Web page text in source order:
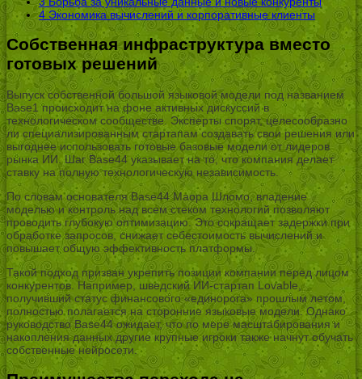
4 Экономика вычислений и корпоративные клиенты
Собственная инфраструктура вместо
готовых решений
Выпуск собственной большой языковой модели под названием
Base1 происходит на фоне активных дискуссий в
технологическом сообществе. Эксперты спорят, целесообразно
ли специализированным стартапам создавать свои решения или
выгоднее использовать готовые базовые модели от лидеров
рынка ИИ. Шаг Base44 указывает на то, что компания делает
ставку на полную технологическую независимость.
По словам основателя Base44 Маора Шломо, владение
моделью и контроль над всем стеком технологий позволяют
проводить глубокую оптимизацию. Это сокращает задержки при
обработке запросов, снижает себестоимость вычислений и
повышает общую эффективность платформы.
Такой подход призван укрепить позиции компании перед лицом
конкурентов. Например, шведский ИИ-стартап Lovable,
получивший статус финансового «единорога» прошлым летом,
полностью полагается на сторонние языковые модели. Однако
руководство Base44 ожидает, что по мере масштабирования и
накопления данных другие крупные игроки также начнут обучать
собственные нейросети.